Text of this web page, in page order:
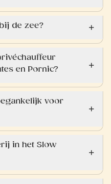
de zee?
en Pornic?
voor
in het Slow